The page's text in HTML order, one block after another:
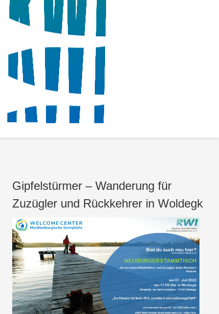
Gipfelstürmer – Wanderung für
Zuzügler und Rückkehrer in Woldegk